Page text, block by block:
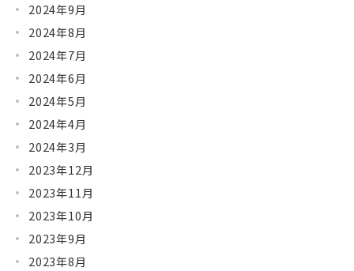
2024年9月
2024年8月
2024年7月
2024年6月
2024年5月
2024年4月
2024年3月
2023年12月
2023年11月
2023年10月
2023年9月
2023年8月